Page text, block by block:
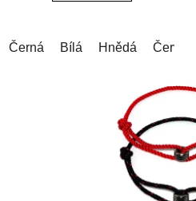
Černá Bílá Hnědá Červená